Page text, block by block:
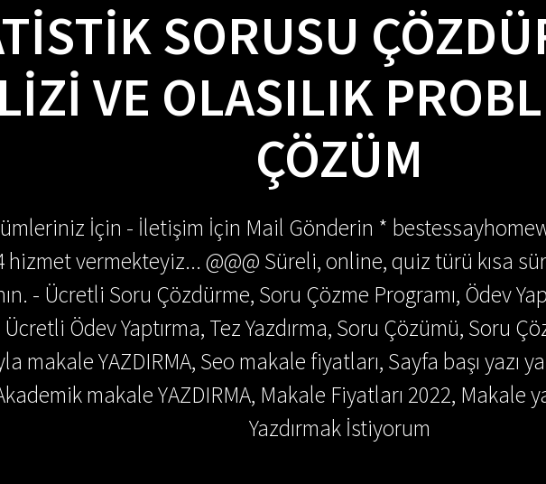
SORUSU
VE OLASILIK
ÇÖZÜM
İçin - İletişim İçin Mail Gönderin *
hizmet vermekteyiz... @@@ Süreli, online, quiz türü kısa
- Ücretli Soru Çözdürme, Soru Çözme Programı, Ödev
Ödev Yaptırma, Tez Yazdırma, Soru Çözümü, Soru
makale YAZDIRMA, Seo makale fiyatları, Sayfa başı yazı
makale YAZDIRMA, Makale Fiyatları 2022, Makale
Yazdırmak İstiyorum